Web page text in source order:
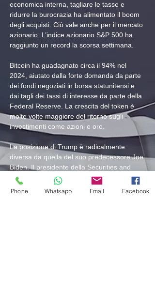
economica interna, tagliare le tasse e
ridurre la burocrazia ha alimentato il boom
degli acquisti. Ciò vale anche per il mercato
azionario. L’indice azionario S&P 500 ha
raggiunto un record la scorsa settimana.
Bitcoin ha guadagnato circa il 94% nel
2024, aiutato dalla forte domanda da parte
dei fondi negoziati in borsa statunitensi e
dai tagli dei tassi di interesse da parte della
Federal Reserve. La crescita del token è
molte volte maggiore del ritorno sugli
investimenti come azioni e oro.
La posizione di Trump è radicalmente
diversa da quella del suo predecessore Joe
Biden. Il presidente della Securities and
Exchange Commission Gary Gensler ha
ripetutamente definito il settore "dilagante
Phone Whatsapp Email Facebook